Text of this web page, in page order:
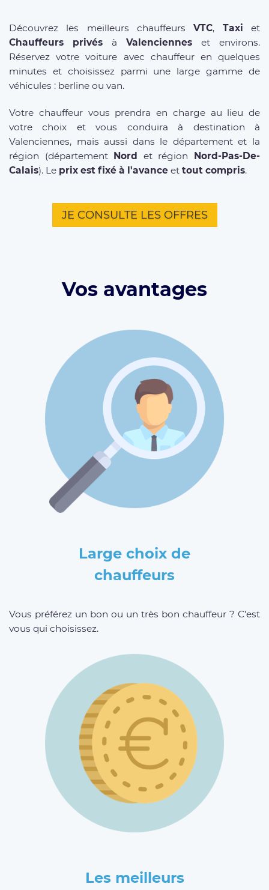
Découvrez les meilleurs chauffeursVTC, Taxi et
Chauffeurs privés à Valenciennes et environs.
Réservez votre voiture avec chauffeur en quelques
minutes et choisissez parmi une large gamme de
véhicules : berline ou van.
Votre chauffeur vous prendra en charge au lieu de
votre choix et vous conduira à destination à
Valenciennes, mais aussi dans le département et la
région (département Nord et région Nord-Pas-De-
Calais). Le prix est fixé à l'avance et tout compris.
JE CONSULTE LES OFFRES
Vos avantages
Large choix de
chauffeurs
Vous préférez un bon ou un très bon chauffeur ? C’est
vous qui choisissez.
Les meilleurs